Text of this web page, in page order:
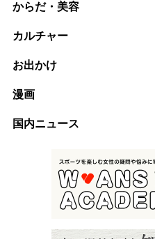
からだ・美容
カルチャー
お出かけ
漫画
国内ニュース